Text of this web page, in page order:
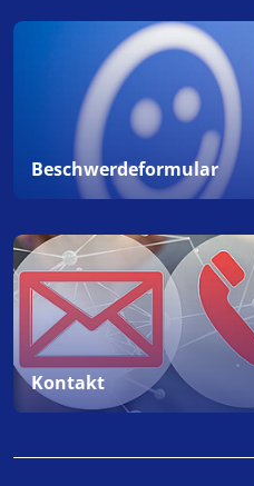
Beschwerdeformular
Kontakt